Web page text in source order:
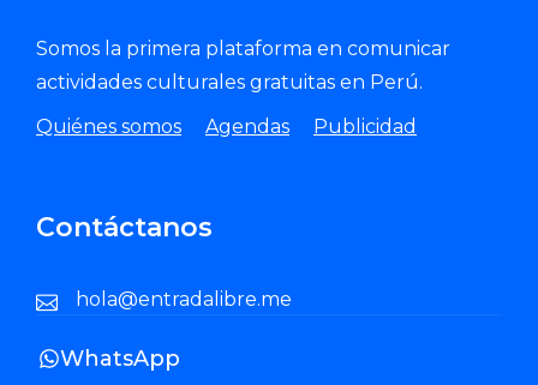
Somos la primera plataforma en comunicar
actividades culturales gratuitas en Perú.
Quiénes somos
Agendas Publicidad
Contáctanos
hola@entradalibre.me
WhatsApp